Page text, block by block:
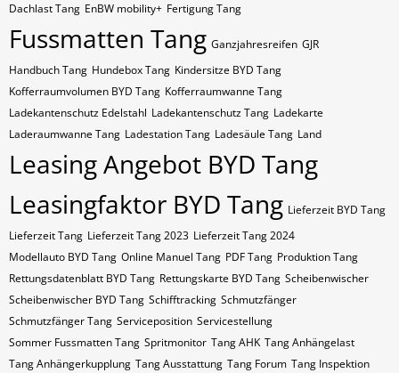
Dachlast Tang EnBW mobility+ Fertigung Tang
Fussmatten Tang Ganzjahresreifen GJR
Handbuch Tang Hundebox Tang Kindersitze BYD Tang
Kofferraumvolumen BYD Tang Kofferraumwanne Tang
Ladekantenschutz Edelstahl Ladekantenschutz Tang Ladekarte
Laderaumwanne Tang Ladestation Tang Ladesäule Tang Land
Leasing Angebot BYD Tang
Leasingfaktor BYD Tang Lieferzeit BYD Tang
Lieferzeit Tang Lieferzeit Tang 2023 Lieferzeit Tang 2024
Modellauto BYD Tang Online Manuel Tang PDF Tang Produktion Tang
Rettungsdatenblatt BYD Tang Rettungskarte BYD Tang Scheibenwischer
Scheibenwischer BYD​ Tang Schifftracking Schmutzfänger
Schmutzfänger Tang Serviceposition Servicestellung
Sommer Fussmatten Tang Spritmonitor Tang AHK Tang Anhängelast
Tang Anhängerkupplung Tang Ausstattung Tang Forum Tang Inspektion